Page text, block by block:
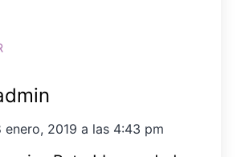
enero, 2019 a las 4:43 pm